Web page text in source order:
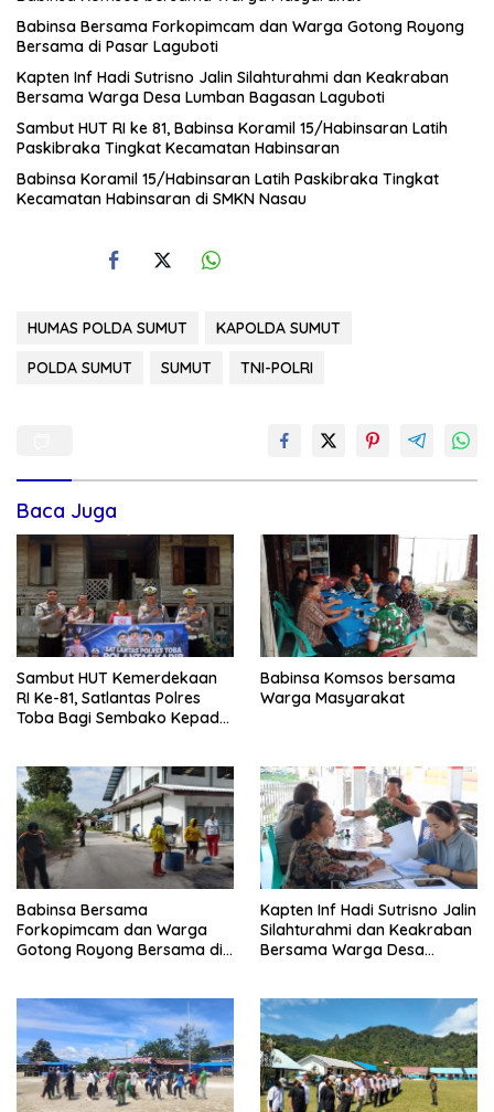
Babinsa Bersama Forkopimcam dan Warga Gotong Royong
Bersama di Pasar Laguboti
Kapten Inf Hadi Sutrisno Jalin Silahturahmi dan Keakraban
Bersama Warga Desa Lumban Bagasan Laguboti
Sambut HUT RI ke 81, Babinsa Koramil 15/Habinsaran Latih
Paskibraka Tingkat Kecamatan Habinsaran
Babinsa Koramil 15/Habinsaran Latih Paskibraka Tingkat
Kecamatan Habinsaran di SMKN Nasau
HUMAS POLDA SUMUT
KAPOLDA SUMUT
POLDA SUMUT
SUMUT TNI-POLRI
Baca Juga
Sambut HUT Kemerdekaan
RI Ke-81, Satlantas Polres
Toba Bagi Sembako Kepada
Babinsa Komsos bersama
Warga Masyarakat
Babinsa Bersama
Forkopimcam dan Warga
Gotong Royong Bersama di
Kapten Inf Hadi Sutrisno Jalin
Silahturahmi dan Keakraban
Bersama Warga Desa